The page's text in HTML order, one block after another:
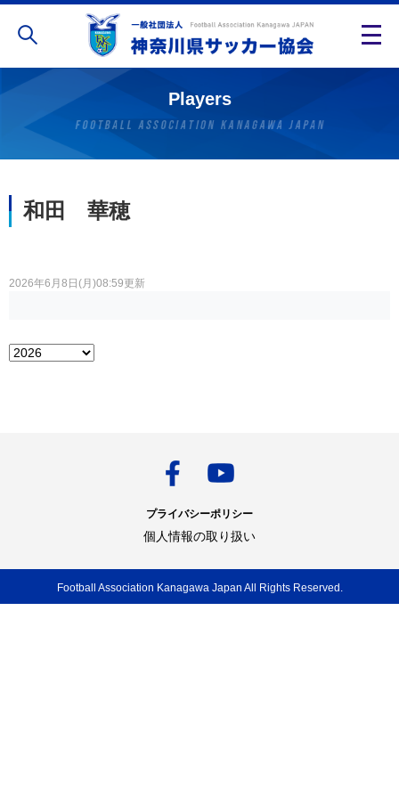
Players
和田 華穂
2026年6月8日(月)08:59更新
プライバシーポリシー
個人情報の取り扱い
Football Association Kanagawa Japan All Rights Reserved.